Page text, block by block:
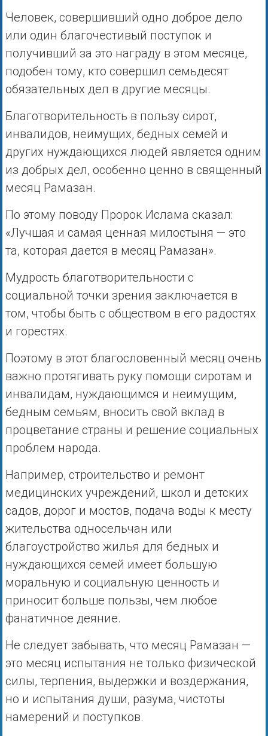
Человек, совершивший одно доброе дело
или один благочестивый поступок и
получивший за это награду в этом месяце,
подобен тому, кто совершил семьдесят
обязательных дел в другие месяцы.
Благотворительность в пользу сирот,
инвалидов, неимущих, бедных семей и
других нуждающихся людей является одним
из добрых дел, особенно ценно в священный
месяц Рамазан.
По этому поводу Пророк Ислама сказал:
«Лучшая и самая ценная милостыня — это
та, которая дается в месяц Рамазан».
Мудрость благотворительности с
социальной точки зрения заключается в
том, чтобы быть с обществом в его радостях
и горестях.
Поэтому в этот благословенный месяц очень
важно протягивать руку помощи сиротам и
инвалидам, нуждающимся и неимущим,
бедным семьям, вносить свой вклад в
процветание страны и решение социальных
проблем народа.
Например, строительство и ремонт
медицинских учреждений, школ и детских
садов, дорог и мостов, подача воды к месту
жительства односельчан или
благоустройство жилья для бедных и
нуждающихся семей имеет большую
моральную и социальную ценность и
приносит больше пользы, чем любое
фанатичное деяние.
Не следует забывать, что месяц Рамазан —
это месяц испытания не только физической
силы, терпения, выдержки и воздержания,
но и испытания души, разума, чистоты
намерений и поступков.